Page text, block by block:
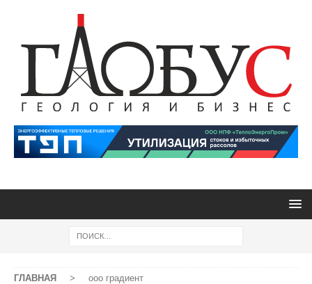
ГЛАВНАЯ > ооо градиент